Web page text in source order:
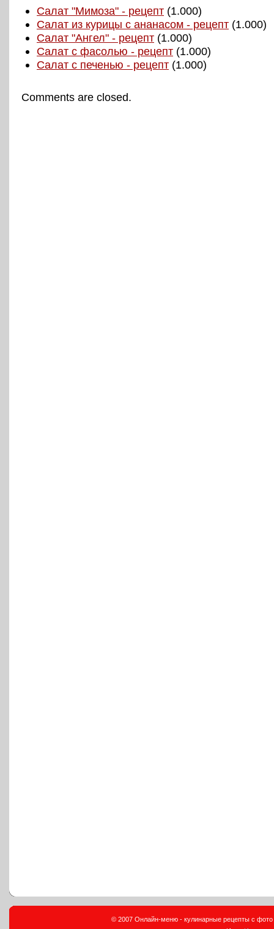
Салат "Мимоза" - рецепт (1.000)
Салат из курицы с ананасом - рецепт (1.000)
Салат "Ангел" - рецепт (1.000)
Салат с фасолью - рецепт (1.000)
Салат с печенью - рецепт (1.000)
Comments are closed.
© 2007 Онлайн-меню - кулинарные рецепты с фото